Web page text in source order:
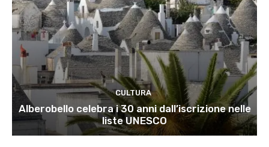
CULTURA
Alberobello celebra i 30 anni dall’iscrizione nelle
liste UNESCO